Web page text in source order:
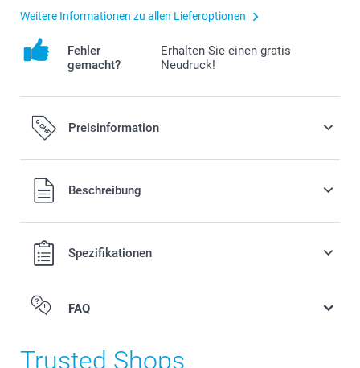
Weitere Informationen zu allen Lieferoptionen
Fehler
gemacht?
Erhalten Sie einen gratis
Neudruck!
Preisinformation
Alle Preise verstehen sich in Schweizer Franken (CHF) inkl.
MwSt. und zzgl. Versandkosten.
Beschreibung
Spezifikationen
FAQ
Trusted Shops